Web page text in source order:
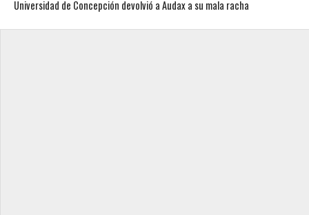
Universidad de Concepción devolvió a Audax a su mala racha